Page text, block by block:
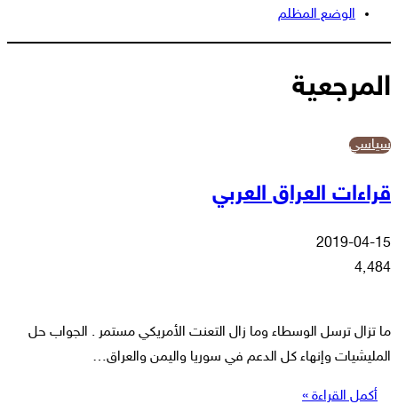
الوضع المظلم
المرجعية
سياسي
قراءات العراق العربي
2019-04-15
4٬484
ما تزال ترسل الوسطاء وما زال التعنت الأمريكي مستمر . الجواب حل
المليشيات وإنهاء كل الدعم في سوريا واليمن والعراق…
أكمل القراءة »